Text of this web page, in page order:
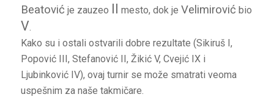
Beatović je zauzeo II mesto, dok je Velimirović bio
V
Kako su i ostali ostvarili dobre rezultate (Sikiruš I,
Popović III, Stefanović II, Žikić V, Cvejić IX i
Ljubinković IV), ovaj turnir se može smatrati veoma
uspešnim za naše takmičare.